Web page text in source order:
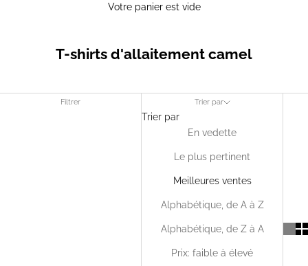
Votre panier est vide
T-shirts d'allaitement camel
Filtrer Trier par
Trier par
En vedette
Le plus pertinent
Meilleures ventes
Alphabétique, de A à Z
Alphabétique, de Z à A
Prix: faible à élevé